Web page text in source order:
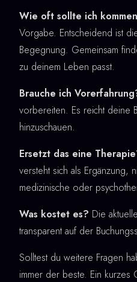
Wie oft sollte ich
Vorgabe. Entscheidend ist
Begegnung. Gemeinsam
zu deinem Leben passt.
Brauche ich
vorbereiten. Es reicht deine
hinzuschauen.
Ersetzt das eine
versteht sich als Ergänzung,
medizinische oder
Was kostet es? Die
transparent auf der
Solltest du weitere Fragen
immer der beste. Ein kurzes